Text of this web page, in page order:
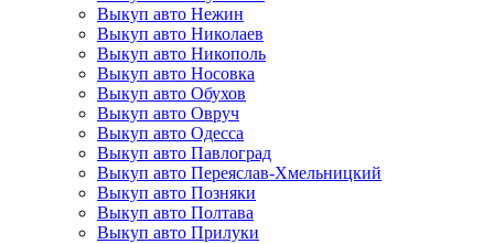
Выкуп авто Нежин
Выкуп авто Николаев
Выкуп авто Никополь
Выкуп авто Носовка
Выкуп авто Обухов
Выкуп авто Овруч
Выкуп авто Одесса
Выкуп авто Павлоград
Выкуп авто Переяслав-Хмельницкий
Выкуп авто Позняки
Выкуп авто Полтава
Выкуп авто Прилуки